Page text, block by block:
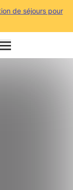
de séjours pour